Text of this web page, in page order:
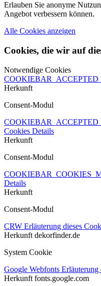
Erlauben Sie anonyme
Angebot verbessern können.
Alle Cookies anzeigen
Cookies, die wir auf
Notwendige Cookies
COOKIEBAR_ACCEPTED
Herkunft
Consent-Modul
Cookies Details
Herkunft
Consent-Modul
Details
Herkunft
Consent-Modul
CRW Erläuterung dieses
Herkunft dekorfinder.de
System Cookie
Google Webfonts Erläuterung
Herkunft fonts.google.com